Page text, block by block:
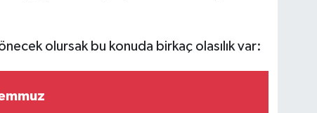
olursak bu konuda birkaç olasılık var: